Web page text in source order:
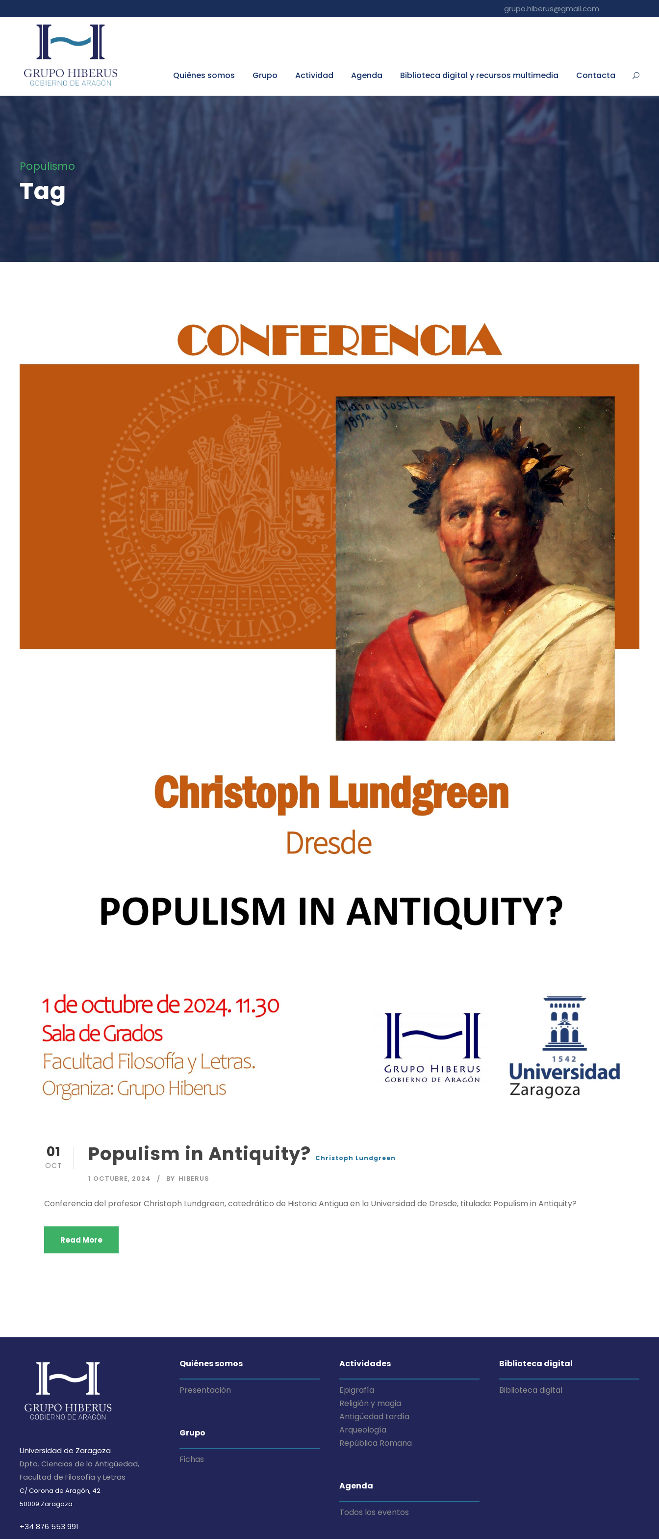
grupo.hiberus@gmail.com
Quiénes somos Grupo Actividad Agenda Biblioteca digital y recursos multimedia Contacta
Populismo
Tag
01
OCT Populism in Antiquity? Christoph Lundgreen
1 OCTUBRE, 2024 BY HIBERUS
Conferencia del profesor Christoph Lundgreen, catedrático de Historia Antigua en la Universidad de Dresde, titulada: Populism in Antiquity?
Read More
Universidad de Zaragoza
Dpto. Ciencias de la Antigüedad,
Facultad de Filosofía y Letras
C/ Corona de Aragón, 42
50009 Zaragoza
+34 876 553 991
Quiénes somos
Presentación
Grupo
Fichas
Actividades
Epigrafía
Religión y magia
Antigüedad tardía
Arqueología
República Romana
Agenda
Todos los eventos
Biblioteca digital
Biblioteca digital